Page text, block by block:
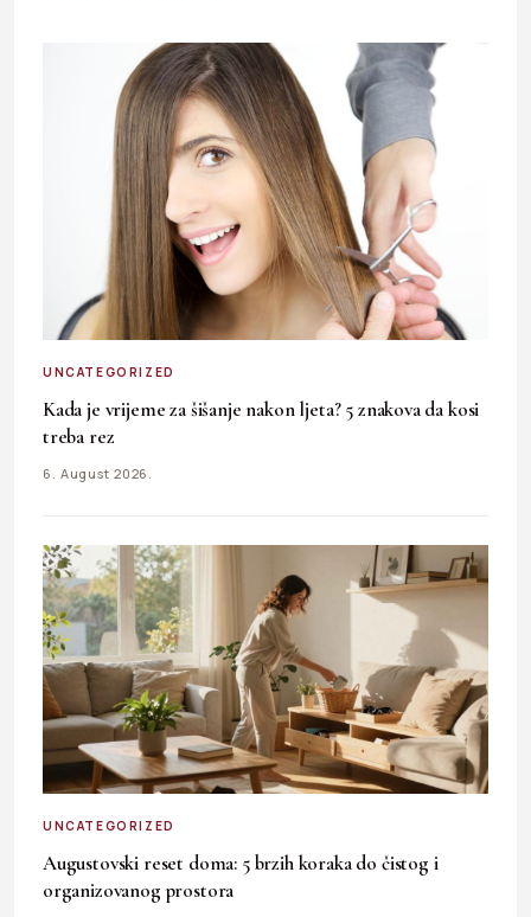
UNCATEGORIZED
Kada je vrijeme za šišanje nakon ljeta? 5 znakova da kosi
treba rez
6. August 2026.
UNCATEGORIZED
Augustovski reset doma: 5 brzih koraka do čistog i
organizovanog prostora